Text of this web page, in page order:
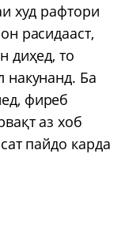
худ рафтори
расидааст,
диҳед, то
накунанд. Ба
фиреб
аз хоб
пайдо карда